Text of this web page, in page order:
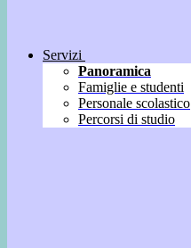
Servizi
Panoramica
Famiglie e studenti
Personale scolastico
Percorsi di studio